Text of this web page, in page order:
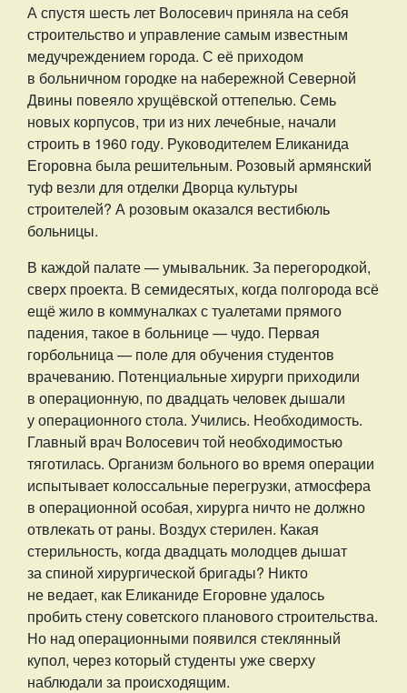
А спустя шесть лет Волосевич приняла на себя
строительство и управление самым известным
медучреждением города. С её приходом
в больничном городке на набережной Северной
Двины повеяло хрущёвской оттепелью. Семь
новых корпусов, три из них лечебные, начали
строить в 1960 году. Руководителем Еликанида
Егоровна была решительным. Розовый армянский
туф везли для отделки Дворца культуры
строителей? А розовым оказался вестибюль
больницы.
В каждой палате — умывальник. За перегородкой,
сверх проекта. В семидесятых, когда полгорода всё
ещё жило в коммуналках с туалетами прямого
падения, такое в больнице — чудо. Первая
горбольница — поле для обучения студентов
врачеванию. Потенциальные хирурги приходили
в операционную, по двадцать человек дышали
у операционного стола. Учились. Необходимость.
Главный врач Волосевич той необходимостью
тяготилась. Организм больного во время операции
испытывает колоссальные перегрузки, атмосфера
в операционной особая, хирурга ничто не должно
отвлекать от раны. Воздух стерилен. Какая
стерильность, когда двадцать молодцев дышат
за спиной хирургической бригады? Никто
не ведает, как Еликаниде Егоровне удалось
пробить стену советского планового строительства.
Но над операционными появился стеклянный
купол, через который студенты уже сверху
наблюдали за происходящим.